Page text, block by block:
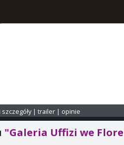
| trailer| opinie
"Galeria Uffizi we